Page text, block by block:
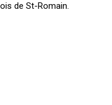
de St-Romain.